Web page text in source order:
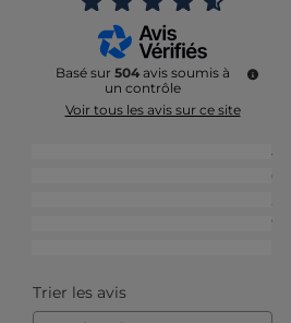
Basé sur 504 avis soumis à
un contrôle
Voir tous les avis sur ce site
374
90
22
7
Trier les avis